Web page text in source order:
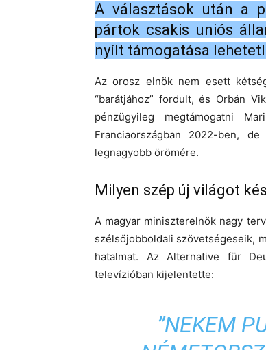
A választások után a
pártok csakis uniós
nyílt támogatása
Az orosz elnök nem esett
“barátjához” fordult, és Orbán
pénzügyileg megtámogatni
Franciaországban 2022-ben,
legnagyobb örömére.
Milyen szép új világot
A magyar miniszterelnök nagy
szélsőjobboldali szövetségeseik,
hatalmat. Az Alternative für
televízióban kijelentette:
”NEKEM